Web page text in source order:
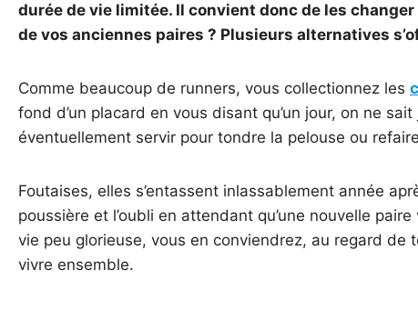
durée de vie limitée. Il convient donc de les
de vos anciennes paires ? Plusieurs alternatives
Comme beaucoup de runners, vous collectionnez les
fond d’un placard en vous disant qu’un jour, on ne
éventuellement servir pour tondre la pelouse ou
Foutaises, elles s’entassent inlassablement année
poussière et l’oubli en attendant qu’une nouvelle
vie peu glorieuse, vous en conviendrez, au regard de
vivre ensemble.